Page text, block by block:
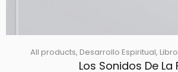
All products, Desarrollo Espiritual,
Los Sonidos De La